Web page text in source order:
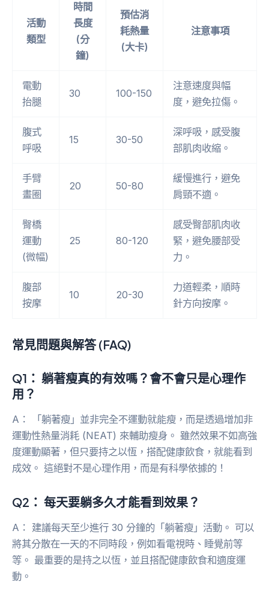
活動
類型
時間
長度
(分
鐘)
預估消
耗熱量
(大卡)
注意事項
電動
抬腿
30 100-150
注意速度與幅
度，避免拉傷。
腹式
呼吸
15 30-50
深呼吸，感受腹
部肌肉收縮。
手臂
畫圈
20 50-80
緩慢進行，避免
肩頸不適。
臀橋
運動
(微幅)
25 80-120
感受臀部肌肉收
緊，避免腰部受
力。
腹部
按摩
10 20-30
力道輕柔，順時
針方向按摩。
常見問題與解答 (FAQ)
Q1： 躺著瘦真的有效嗎？會不會只是心理作
用？
A： 「躺著瘦」並非完全不運動就能瘦，而是透過增加非
運動性熱量消耗 (NEAT) 來輔助瘦身。 雖然效果不如高強
度運動顯著，但只要持之以恆，搭配健康飲食，就能看到
成效。 這絕對不是心理作用，而是有科學依據的！
Q2： 每天要躺多久才能看到效果？
A： 建議每天至少進行 30 分鐘的「躺著瘦」活動。 可以
將其分散在一天的不同時段，例如看電視時、睡覺前等
等。 最重要的是持之以恆，並且搭配健康飲食和適度運
動。